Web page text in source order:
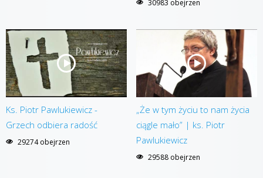
30983 obejrzen
Ks. Piotr Pawlukiewicz -
Grzech odbiera radość
29274 obejrzen
„Że w tym życiu to nam życia
ciągle mało” | ks. Piotr
Pawlukiewicz
29588 obejrzen